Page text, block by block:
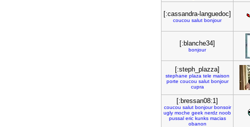
[:cassandra-languedoc]
coucou salut bonjour
[:blanche34]
bonjour
[:steph_plazza]
stephane plaza tele maison
porte coucou salut bonjour
cupra
[:bressan08:1]
coucou salut bonjour bonsoir
ugly moche geek nerdz noob
pussal eric kunks macias
obanon